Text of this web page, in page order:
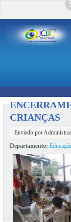
CRIANÇAS
Enviado por
Departamento: Educação